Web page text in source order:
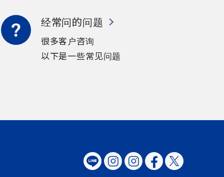
经常问的问题
很多客户咨询
以下是一些常见问题